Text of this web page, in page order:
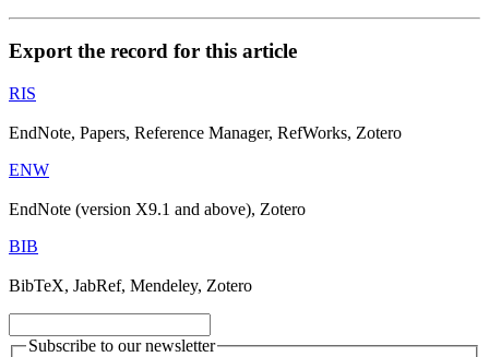
Export the record for this article
RIS
EndNote, Papers, Reference Manager, RefWorks, Zotero
ENW
EndNote (version X9.1 and above), Zotero
BIB
BibTeX, JabRef, Mendeley, Zotero
Subscribe to our newsletter